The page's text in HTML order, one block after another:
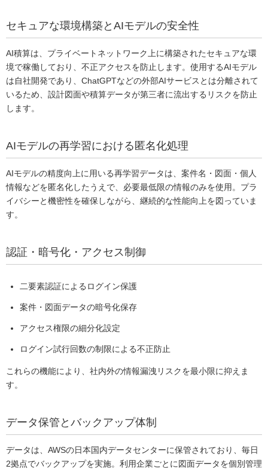
セキュアな環境構築とAIモデルの安全性
AI積算は、プライベートネットワーク上に構築されたセキュアな環
境で稼働しており、不正アクセスを防止します。使用するAIモデル
は自社開発であり、ChatGPTなどの外部AIサービスとは分離されて
いるため、設計図面や積算データが第三者に流出するリスクを防止
します。
AIモデルの再学習における匿名化処理
AIモデルの精度向上に用いる再学習データは、案件名・図面・個人
情報などを匿名化したうえで、必要最低限の情報のみを使用。プラ
イバシーと機密性を確保しながら、継続的な性能向上を図っていま
す。
認証・暗号化・アクセス制御
二要素認証によるログイン保護
案件・図面データの暗号化保存
アクセス権限の細分化設定
ログイン試行回数の制限による不正防止
これらの機能により、社内外の情報漏洩リスクを最小限に抑えま
す。
データ保管とバックアップ体制
データは、AWSの日本国内データセンターに保管されており、毎日
2拠点でバックアップを実施。利用企業ごとに図面データを個別管理